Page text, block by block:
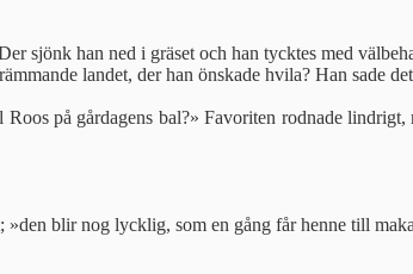
sjönk han ned i gräset och han tycktes med
landet, der han önskade hvila? Han sade
på gårdagens bal?» Favoriten rodnade lindrigt,
blir nog lycklig, som en gång får henne till